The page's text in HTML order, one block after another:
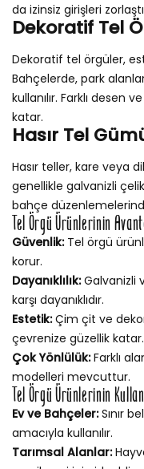
da izinsiz girişleri
Dekoratif Tel
Dekoratif tel örgüler,
Bahçelerde, park
kullanılır. Farklı desen
katar.
Hasır Tel
Hasır teller, kare veya
genellikle galvanizli
bahçe
Tel Örgü Ürünlerinin
Güvenlik:Tel örgü
korur.
Dayanıklılık:Galvanizli
karşı dayanıklıdır.
Estetik:Çim çit ve
çevrenize güzellik katar.
Çok Yönlülük:Farklı
modelleri mevcuttur.
Tel Örgü Ürünlerinin
Ev ve Bahçeler:Sınır
amacıyla kullanılır.
Tarımsal Alanlar: